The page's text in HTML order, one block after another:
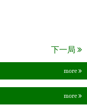
下一局
more
more